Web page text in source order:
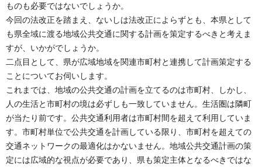
ものも必要ではないでしょうか。
今回の法改正を踏まえ、ないしは法改正によらずとも、本県として
も県全域に渡る地域公共交通に関する計画を策定するべきと考えま
すが、いかがでしょうか。
二点目として、県が広域地域を関連市町村と連携して計画策定する
ことについてお伺いします。
これまでは、地域の公共交通の計画を立てるのは市町村、しかし、
人の生活と市町村の境は必ずしも一致していません。生活圏は隣町
が当たり前です。公共交通利用者は市町村間を超えて利用していま
す。市町村単位で公共交通を計画している限り、市町村を超えての
交通ネットワークの最適化はかないません。地域公共交通計画の策
定には広域的な視点が必要であり、県も策定主体となるべきではな